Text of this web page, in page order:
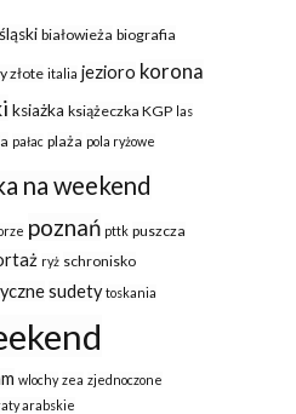
białowieża biografia
złote italia jezioro korona
ksiażka książeczka KGP las
pałac plaża pola ryżowe
na weekend
poznań pttk puszcza
ryż schronisko
sudety toskania
wlochy zea zjednoczone
arabskie